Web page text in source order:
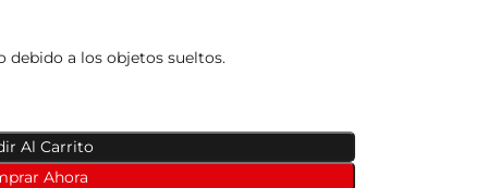
debido a los objetos sueltos.
Al Carrito
Ahora